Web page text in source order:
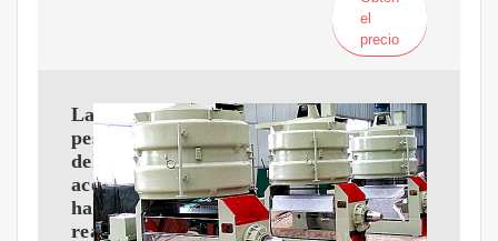
el
precio
La
pesadilla
del
aceitese
hace
realidad: